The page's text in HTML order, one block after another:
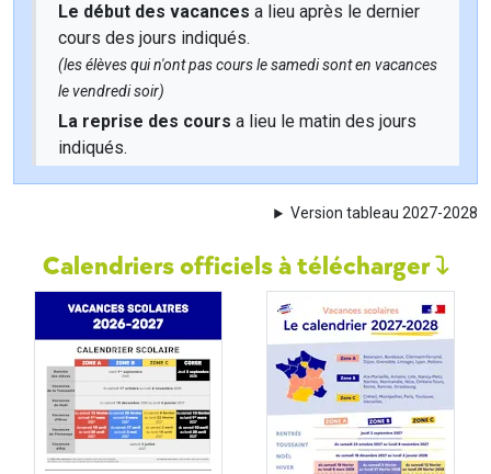
Le début des vacances a lieu après le dernier
cours des jours indiqués.
(les élèves qui n'ont pas cours le samedi sont en vacances
le vendredi soir)
La reprise des cours a lieu le matin des jours
indiqués.
Version tableau 2027-2028
Calendriers officiels à télécharger